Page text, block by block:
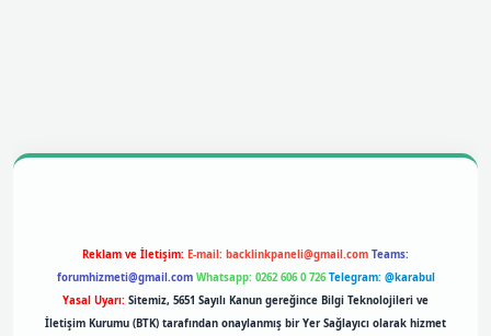
Reklam ve İletişim: E-mail: backlinkpaneli@gmail.com Teams:
forumhizmeti@gmail.com Whatsapp: 0262 606 0 726 Telegram: @karabul
Yasal Uyarı: Sitemiz, 5651 Sayılı Kanun gereğince Bilgi Teknolojileri ve
İletişim Kurumu (BTK) tarafından onaylanmış bir Yer Sağlayıcı olarak hizmet